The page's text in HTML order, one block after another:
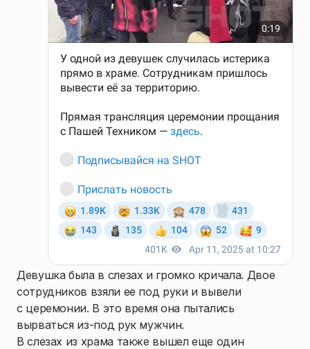
Девушка была в слезах и громко кричала. Двое
сотрудников взяли ее под руки и вывели
с церемонии. В это время она пытались
вырваться из-под рук мужчин.
В слезах из храма также вышел еще один